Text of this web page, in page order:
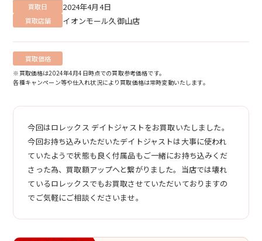
買取日 2024年4月4日
買取店舗 イオンモール久御山店
買取価格
※買取価格は2024年4月4日時点での買取参考価格です。
各種キャンペーン等や仕入れ状況により買取価格は常時変動いたします。
今回はロレックス デイトジャストをお買取いたしました。
今回お持ち込みいただいたデイトジャストは大事に使われ
ていたようで状態も良く付属品もご一緒にお持ち込みくだ
さった為、買取額アップへと繋がりました。当店では壊れ
ているロレックスでもお買取させていただいておりますの
でご気軽にご相談くださいませ。